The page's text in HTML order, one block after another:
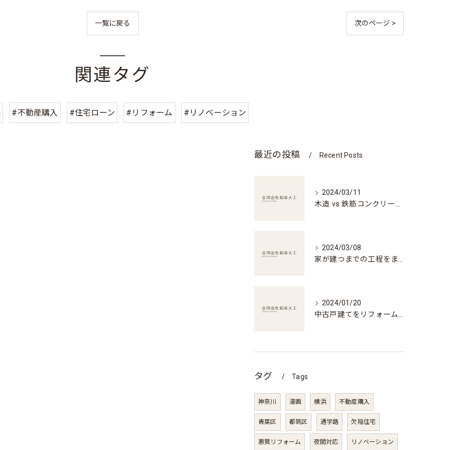
一覧に戻る 次のページ >
関連タグ
#不動産購入 #住宅ローン #リフォーム #リノベーション
最近の投稿 Recent Posts
2024/03/11
木造 vs 鉄筋コンクリート造 -それぞれの特徴とどんな建築に適しているのか-
2024/03/08
家が建つまでの工程をまるごと解説！住宅建設の全貌に迫る
2024/01/20
中古戸建てをリフォーム！驚くべき改装事例を紹介
タグ Tags
神奈川 漫画 横浜 不動産購入
青葉区 都筑区 通学路 欠陥住宅
悪質リフォーム 夜間対応 リノベーション